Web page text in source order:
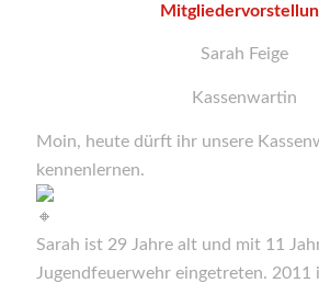
Sarah Feige
Kassenwartin
Moin, heute dürft ihr unsere
kennenlernen.
Sarah ist 29 Jahre alt und mit 11
Jugendfeuerwehr eingetreten. 2011